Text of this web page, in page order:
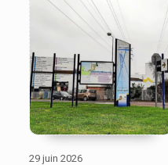
29 juin 2026